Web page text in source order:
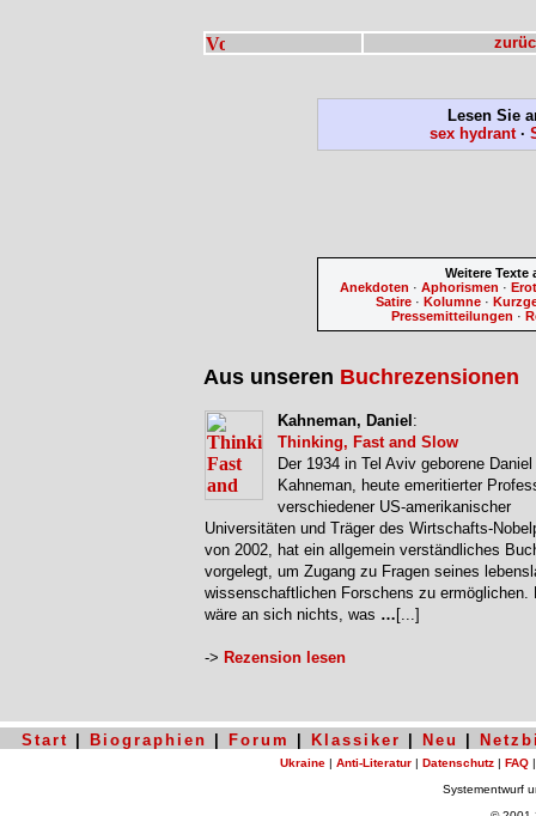
Lesen Sie
sex hydrant ·
Weitere
Anekdoten ·Aphorismen ·
Satire ·Kolumne ·
Pressemitteilungen ·
Aus unseren Buchrezensionen
Kahneman, Daniel :
Thinking, Fast and Slow
Der 1934 in Tel Aviv geborene Daniel
Kahneman, heute emeritierter
verschiedener US-amerikanischer
Universitäten und Träger des Wirtschafts-
von 2002, hat ein allgemein verständliches
vorgelegt, um Zugang zu Fragen seines
wissenschaftlichen Forschens zu ermöglichen.
wäre an sich nichts, was … [...]
-> Rezension lesen
Start Biographien Forum Klassiker Neu
Ukraine | Anti-Literatur | Datenschutz | FAQ
Systementwurf